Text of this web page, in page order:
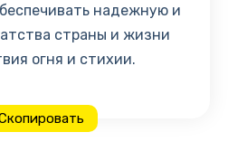
надежную и
страны и жизни
огня и стихии.